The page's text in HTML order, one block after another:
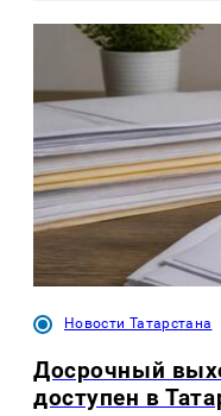
Новости Татарстана
Досрочный
доступен в